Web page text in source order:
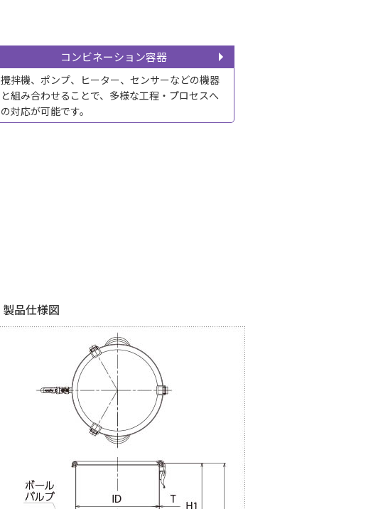
コンビネーション容器
攪拌機、ポンプ、ヒーター、センサーなどの機器
と組み合わせることで、多様な工程・プロセスへ
の対応が可能です。
製品仕様図